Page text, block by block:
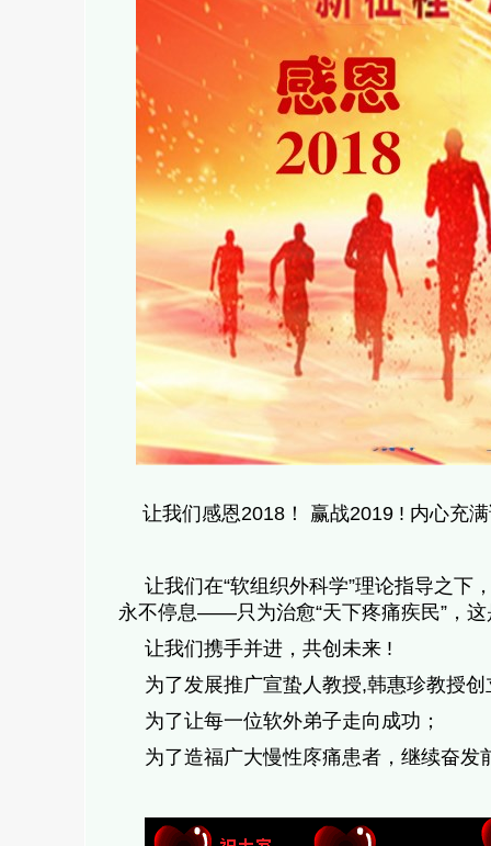
让我们感恩2018！ 赢战2019 ! 内心充
让我们在“软组织外科学”理论指导之下
永不停息——只为治愈“天下疼痛疾民”，这
让我们携手并进，共创未来!
为了发展推广宣蛰人教授,韩惠珍教授创
为了让每一位软外弟子走向成功；
为了造福广大慢性庝痛患者，继续奋发